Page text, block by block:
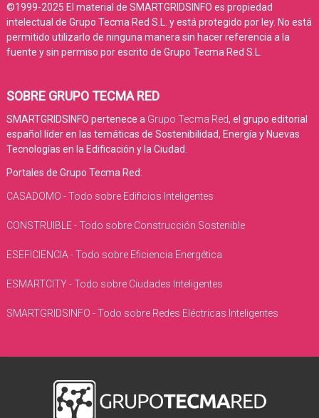
©1999-2025 El material de SMARTGRIDSINFO es propiedad
intelectual de Grupo Tecma Red S.L. y está protegido por ley. No está
permitido utilizarlo de ninguna manera sin hacer referencia a la
fuente y sin permiso por escrito de Grupo Tecma Red S.L.
SOBRE GRUPO TECMA RED
SMARTGRIDSINFO pertenece a Grupo Tecma Red, el grupo editorial
español líder en las temáticas de Sostenibilidad, Energía y Nuevas
Tecnologías en la Edificación y la Ciudad.
Portales de Grupo Tecma Red:
CASADOMO - Todo sobre Edificios Inteligentes
CONSTRUIBLE - Todo sobre Construcción Sostenible
ESEFICIENCIA - Todo sobre Eficiencia Energética
ESMARTCITY - Todo sobre Ciudades Inteligentes
SMARTGRIDSINFO - Todo sobre Redes Eléctricas Inteligentes